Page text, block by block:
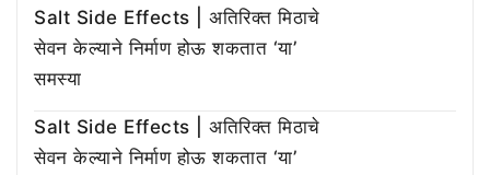
Salt Side Effects | अतिरिक्त मिठाचे
सेवन केल्याने निर्माण होऊ शकतात ‘या’
समस्या
Salt Side Effects | अतिरिक्त मिठाचे
सेवन केल्याने निर्माण होऊ शकतात ‘या’